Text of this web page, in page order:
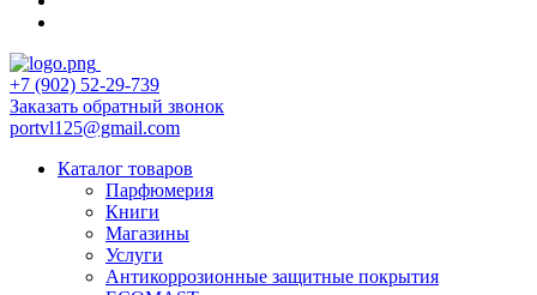
+7 (902) 52-29-739
Заказать обратный звонок
portvl125@gmail.com
Каталог товаров
Парфюмерия
Книги
Магазины
Услуги
Антикоррозионные защитные покрытия